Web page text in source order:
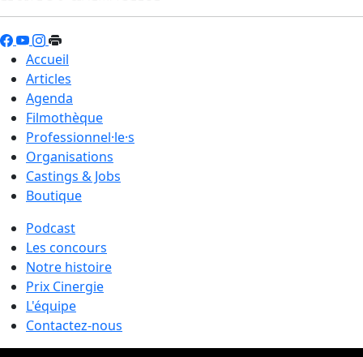
Accueil
Articles
Agenda
Filmothèque
Professionnel·le·s
Organisations
Castings & Jobs
Boutique
Podcast
Les concours
Notre histoire
Prix Cinergie
L'équipe
Contactez-nous